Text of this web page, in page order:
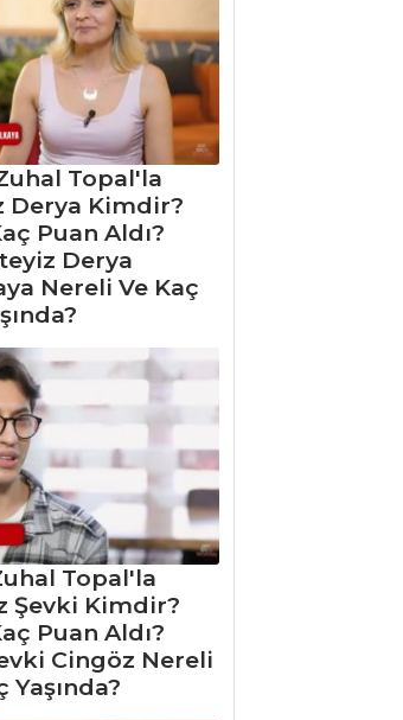
Topal'la
Derya Kimdir?
Puan Aldı?
Derya
Nereli Ve Kaç
Topal'la
Şevki Kimdir?
Puan Aldı?
Cingöz Nereli
Yaşında?